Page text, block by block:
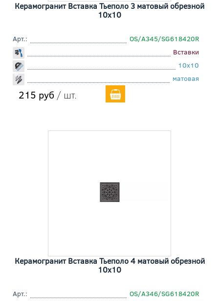
Керамогранит Вставка Тьеполо 3 матовый обрезной
10x10
Арт.:
OS/A345/SG618420R
Вставки
10x10
матовая
215 руб / шт.
Керамогранит Вставка Тьеполо 4 матовый обрезной
10x10
Арт.: OS/A346/SG618420R